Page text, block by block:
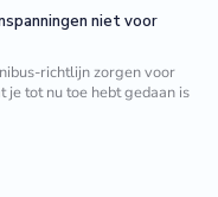
niet voor
richtlijn zorgen voor
je tot nu toe hebt gedaan is